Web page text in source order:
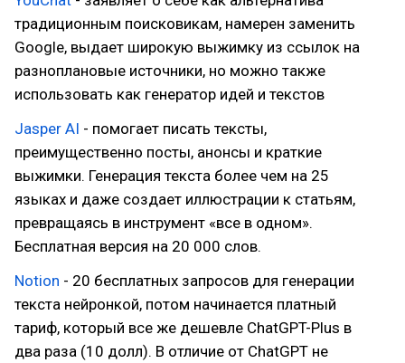
традиционным поисковикам, намерен заменить
Google, выдает широкую выжимку из ссылок на
разноплановые источники, но можно также
использовать как генератор идей и текстов
Jasper AI - помогает писать тексты,
преимущественно посты, анонсы и краткие
выжимки. Генерация текста более чем на 25
языках и даже создает иллюстрации к статьям,
превращаясь в инструмент «все в одном».
Бесплатная версия на 20 000 слов.
Notion - 20 бесплатных запросов для генерации
текста нейронкой, потом начинается платный
тариф, который все же дешевле ChatGPT-Plus в
два раза (10 долл). В отличие от ChatGPT не